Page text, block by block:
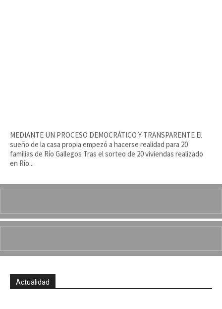
MEDIANTE UN PROCESO DEMOCRÁTICO Y TRANSPARENTE El
sueño de la casa propia empezó a hacerse realidad para 20
familias de Río Gallegos Tras el sorteo de 20 viviendas realizado
en Río...
Actualidad